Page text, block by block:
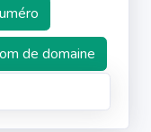
de domaine